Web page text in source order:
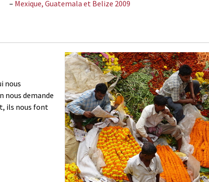
– Mexique, Guatemala et Belize 2009
nous
nous demande
ils nous font